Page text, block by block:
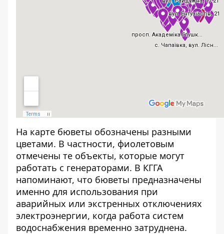
На карте бюветы обозначены разными
цветами. В частности, фиолетовым
отмечены те объекты, которые могут
работать с генераторами. В КГГА
напоминают, что бюветы предназначены
именно для использования при
аварийных или экстренных отключениях
электроэнергии, когда работа систем
водоснабжения временно затруднена.